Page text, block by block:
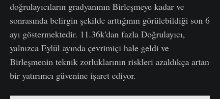
doğrulayıcıların gradyanının Birleşmeye kadar ve
sonrasında belirgin şekilde arttığının görülebildiği son 6
ayı göstermektedir. 11.36k'dan fazla Doğrulayıcı,
yalnızca Eylül ayında çevrimiçi hale geldi ve
Birleşmenin teknik zorluklarının riskleri azaldıkça artan
bir yatırımcı güvenine işaret ediyor.